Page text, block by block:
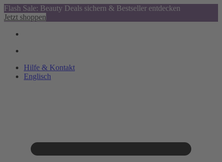
Flash Sale: Beauty Deals sichern & Bestseller entdecken
Jetzt shoppen
Hilfe & Kontakt
Englisch